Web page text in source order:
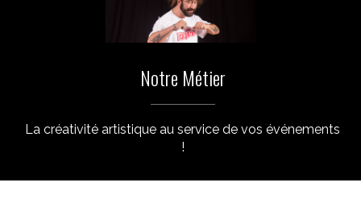
Notre Métier
La créativité artistique au service de vos événements
!